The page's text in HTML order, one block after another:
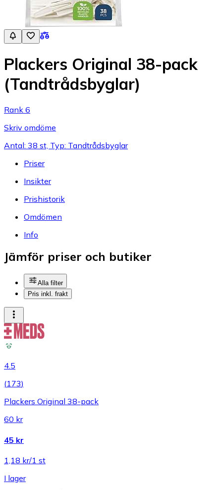
Plackers Original 38-pack
(Tandtrådsbyglar)
Rank 6
Skriv omdöme
Antal: 38 st, Typ: Tandtrådsbyglar
Priser
Insikter
Prishistorik
Omdömen
Info
Jämför priser och butiker
Alla filter
Pris inkl. frakt
4.5
(173)
Plackers Original 38-pack
60 kr
45 kr
1,18 kr/1 st
I lager